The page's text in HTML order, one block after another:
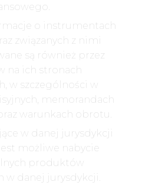
o instrumentach
związanych z nimi
są również przez
na ich stronach
w szczególności w
memorandach
warunkach obrotu.
w danej jurysdykcji
możliwe nabycie
produktów
w danej jurysdykcji.